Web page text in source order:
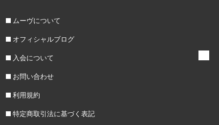
ムーヴについて
オフィシャルブログ
入会について
お問い合わせ
利用規約
特定商取引法に基づく表記